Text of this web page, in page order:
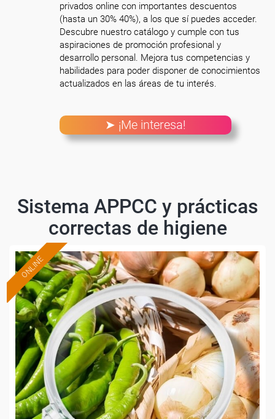
privados online con importantes descuentos
(hasta un 30% 40%), a los que sí puedes acceder.
Descubre nuestro catálogo y cumple con tus
aspiraciones de promoción profesional y
desarrollo personal. Mejora tus competencias y
habilidades para poder disponer de conocimientos
actualizados en las áreas de tu interés.
➤ ¡Me interesa!
Sistema APPCC y prácticas
correctas de higiene
ONLINE